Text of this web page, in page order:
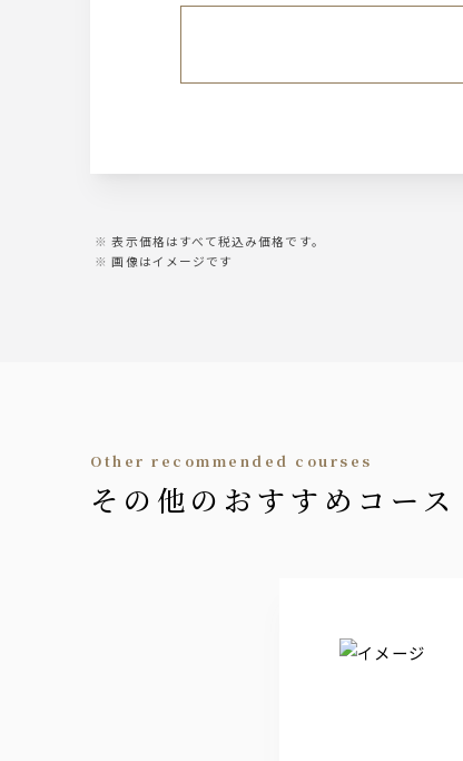
表示価格はすべて税込み価格です。
画像はイメージです
other recommended courses
その他のおすすめコース